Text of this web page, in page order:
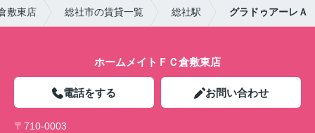
敷東店 総社市の賃貸一覧 総社駅 グラドゥアーレＡ
ホームメイトＦＣ倉敷東店
電話をする お問い合わせ
〒710-0003